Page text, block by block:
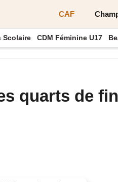
CAF
Scolaire CDM Féminine U17
quarts de